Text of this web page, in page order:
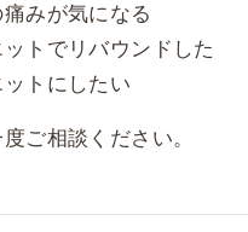
痛みが気になる
ットでリバウンドした
ットにしたい
ご相談ください。